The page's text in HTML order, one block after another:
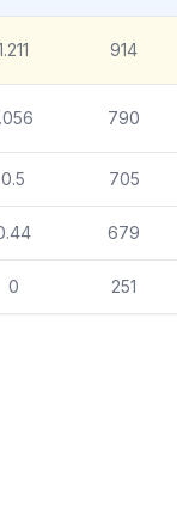
914
790
0.5 705
679
0 251